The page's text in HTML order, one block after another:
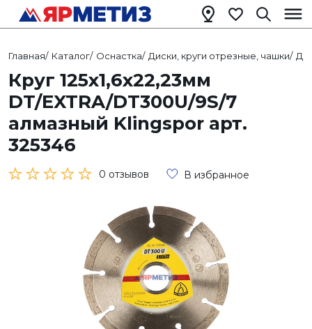
Главная/ Каталог/ Оснастка/ Диски, круги отрезные, чашки/
Круг 125х1,6х22,23мм
DT/EXTRA/DT300U/9S/7
алмазный Klingspor арт.
325346
0 отзывов В избранное